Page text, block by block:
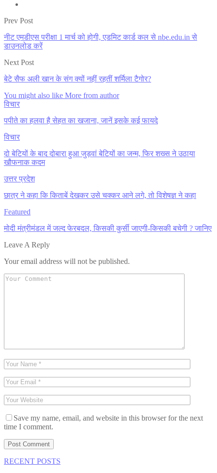
Prev Post
नीट एमडीएस परीक्षा 1 मार्च को होगी, एडमिट कार्ड कल से nbe.edu.in से
डाउनलोड करें
Next Post
बेटे सैफ अली खान के संग क्यों नहीं रहतीं शर्मिला टैगोर?
You might also like More from author
विचार
पपीते का हलवा है सेहत का खजाना, जानें इसके कई फायदे
विचार
दो बेटियों के बाद दोबारा हुआ जुड़वां बेटियों का जन्म, फिर शख्स ने उठाया
खौफनाक कदम
उत्तर प्रदेश
छात्र ने कहा कि किताबें देखकर उसे चक्कर आने लगे, तो विशेषज्ञ ने कहा
Featured
मोदी मंत्रीमंडल में जल्द फेरबदल, किसकी कुर्सी जाएगी-किसकी बचेगी ? जानिए
Leave A Reply
Your email address will not be published.
Save my name, email, and website in this browser for the next
time I comment.
RECENT POSTS